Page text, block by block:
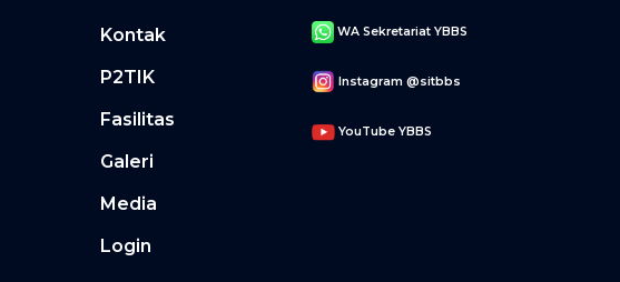
Kontak
P2TIK
Fasilitas
Galeri
Media
Login
WA Sekretariat YBBS
Instagram @sitbbs
YouTube YBBS